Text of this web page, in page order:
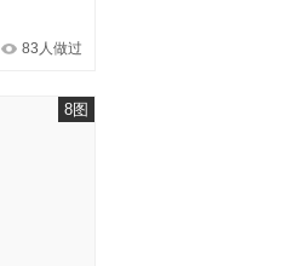
83人做过
8图